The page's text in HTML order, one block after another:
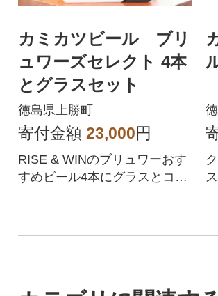
カミカツビール ブリ
ュワーズセレクト 4本
とグラスセット
徳島県上勝町
寄付金額 23,000円
RISE & WINのブリュワーおす
すめビール4本にグラスとコー